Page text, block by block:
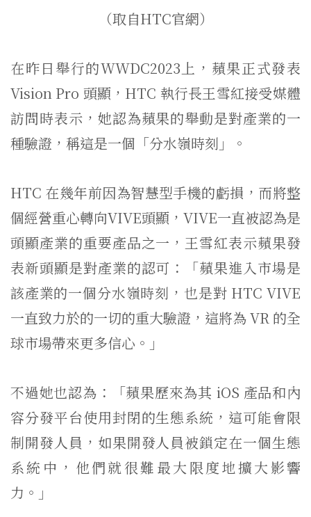
（取自HTC官網）
在昨日舉行的WWDC2023上，蘋果正式發表
Vision Pro 頭顯，HTC 執行長王雪紅接受媒體
訪問時表示，她認為蘋果的舉動是對產業的一
種驗證，稱這是一個「分水嶺時刻」。
HTC 在幾年前因為智慧型手機的虧損，而將整
個經營重心轉向VIVE頭顯，VIVE一直被認為是
頭顯產業的重要產品之一，王雪紅表示蘋果發
表新頭顯是對產業的認可：「蘋果進入市場是
該產業的一個分水嶺時刻，也是對 HTC VIVE
一直致力於的一切的重大驗證，這將為 VR 的全
球市場帶來更多信心。」
不過她也認為：「蘋果歷來為其 iOS 產品和內
容分發平台使用封閉的生態系統，這可能會限
制開發人員，如果開發人員被鎖定在一個生態
系統中，他們就很難最大限度地擴大影響
力。」